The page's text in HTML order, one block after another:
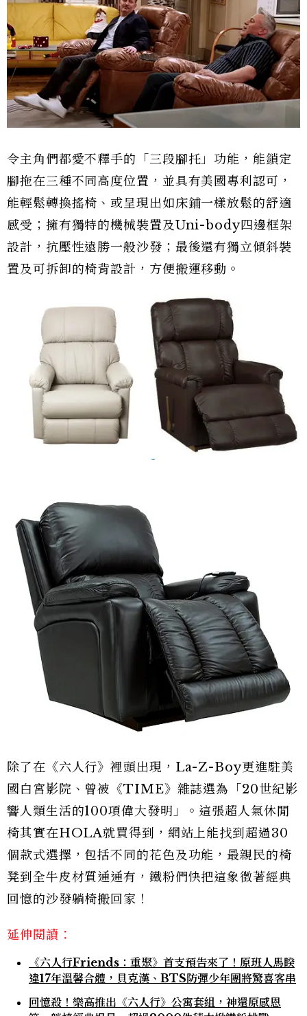
令主角們都愛不釋手的「三段腳托」功能，能鎖定
腳拖在三種不同高度位置，並具有美國專利認可，
能輕鬆轉換搖椅、或呈現出如床鋪一樣放鬆的舒適
感受；擁有獨特的機械裝置及Uni-body四邊框架
設計，抗壓性遠勝一般沙發；最後還有獨立傾斜裝
置及可拆卸的椅背設計，方便搬運移動。
除了在《六人行》裡頭出現，La-Z-Boy更進駐美
國白宮影院、曾被《TIME》雜誌選為「20世紀影
響人類生活的100項偉大發明」。這張超人氣休閒
椅其實在HOLA就買得到，網站上能找到超過30
個款式選擇，包括不同的花色及功能，最親民的椅
凳到全牛皮材質通通有，鐵粉們快把這象徵著經典
回憶的沙發躺椅搬回家！
延伸閱讀：
《六人行Friends：重聚》首支預告來了！原班人馬睽
違17年溫馨合體，貝克漢、BTS防彈少年團將驚喜客串
回憶殺！樂高推出《六人行》公寓套組，神還原感恩